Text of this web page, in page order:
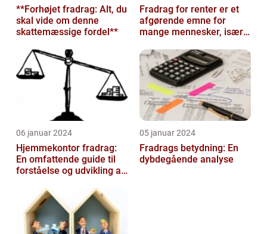
**Forhøjet fradrag: Alt, du
skal vide om denne
skattemæssige fordel**
Fradrag for renter er et
afgørende emne for
mange mennesker, især
invester...
06 januar 2024
Hjemmekontor fradrag:
En omfattende guide til
forståelse og udvikling af
arbe...
05 januar 2024
Fradrags betydning: En
dybdegående analyse